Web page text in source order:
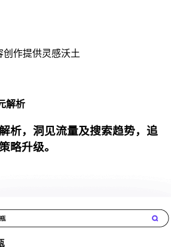
作提供灵感沃土
解析
析，洞见流量及搜索趋势，追
略升级。